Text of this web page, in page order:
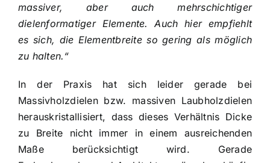
massiver, aber auch mehrschichtiger
dielenformatiger Elemente. Auch hier empfiehlt
es sich, die Elementbreite so gering als möglich
zu halten.“
In der Praxis hat sich leider gerade bei
Massivholzdielen bzw. massiven Laubholzdielen
herauskristallisiert, dass dieses Verhältnis Dicke
zu Breite nicht immer in einem ausreichenden
Maße berücksichtigt wird. Gerade